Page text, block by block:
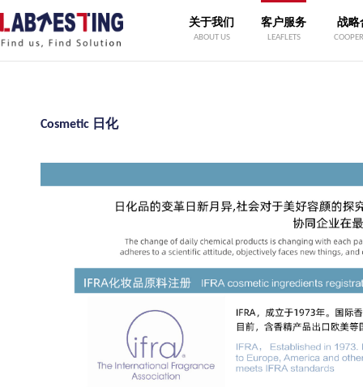
关于我们
ABOUT US
客户服务
LEAFLETS
战略
Cosmetic 日化